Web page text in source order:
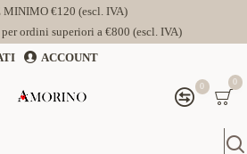
MINIMO €120 (escl. IVA)
ordini superiori a €800 (escl. IVA)
ACCOUNT
0 0